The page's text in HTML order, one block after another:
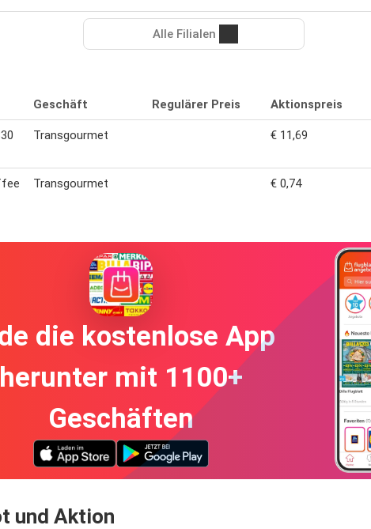
Alle Filialen
Geschäft Regulärer Preis Aktionspreis
Transgourmet € 11,69
Transgourmet € 0,74
die kostenlose App
herunter mit 1100+
Geschäften
und Aktion